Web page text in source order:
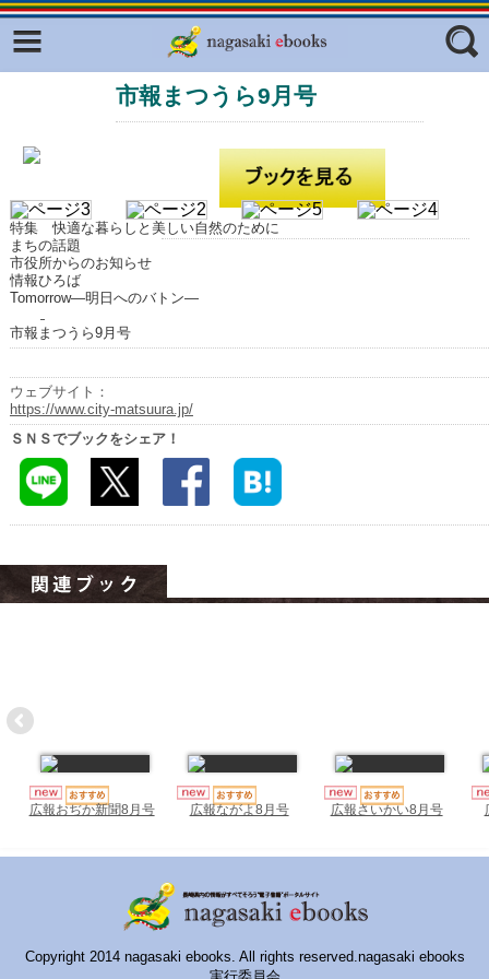
フリーワード
ジャンル
市報まつうら9月号
特集 快適な暮らしと美しい自然のために
まちの話題
市役所からのお知らせ
情報ひろば
Tomorrow―明日へのバトン―
市報まつうら9月号
ウェブサイト：
https://www.city-matsuura.jp/
ＳＮＳでブックをシェア！
広報おぢか新聞8月号 広報ながよ8月号 広報さいかい8月号
Copyright 2014 nagasaki ebooks. All rights reserved.nagasaki ebooks
Facebook
ふくいろキラリプロジェクト
ラリー（TOKYO Brochures）
はじめてご利用される方へ
コンテンツ
広報誌ナビ
明治日本の産業革命遺産
長崎と天草地方の潜伏キリシタン
関連遺産
大学・専門学校ナビ
ハイスクールナビ
いきebooks
みなみしまばらebooks
はさみebooks
ながさき市ebooks
さいかいイーブックス